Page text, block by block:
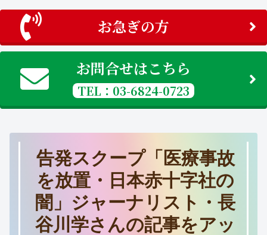
お急ぎの方
お問合せはこちら
TEL：03-6824-0723
告発スクープ「医療事故
を放置・日本赤十字社の
闇」ジャーナリスト・長
谷川学さんの記事をアッ